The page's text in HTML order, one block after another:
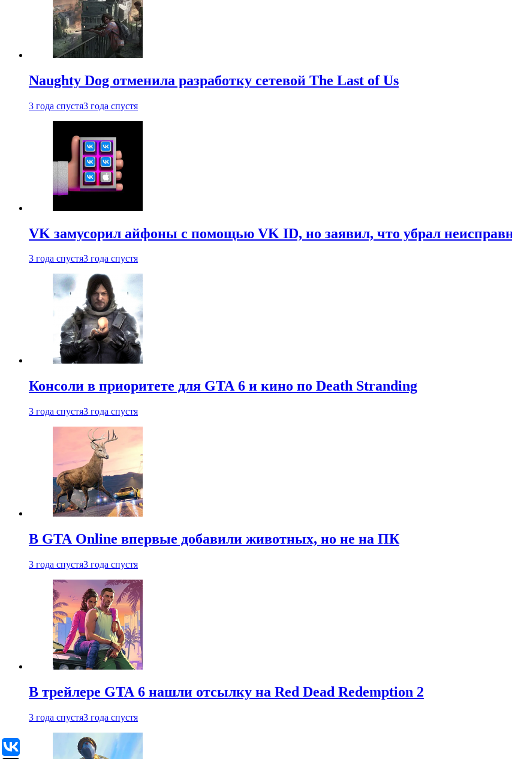
Naughty Dog отменила разработку сетевой The Last of Us
3 года спустя3 года спустя
VK замусорил айфоны с помощью VK ID, но заявил, что убрал
3 года спустя3 года спустя
Консоли в приоритете для GTA 6 и кино по Death Stranding
3 года спустя3 года спустя
В GTA Online впервые добавили животных, но не на ПК
3 года спустя3 года спустя
В трейлере GTA 6 нашли отсылку на Red Dead Redemption 2
3 года спустя3 года спустя